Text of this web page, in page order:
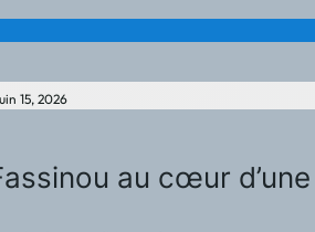
15, 2026
au cœur